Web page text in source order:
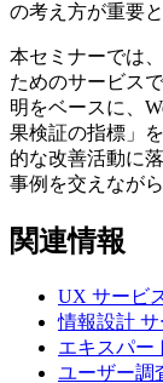
の考え方が重要
本セミナーでは
ためのサービス
明をベースに、
果検証の指標」
的な改善活動に
事例を交えなが
関連情報
UX サービ
情報設計 サ
エキスパー
ユーザー調